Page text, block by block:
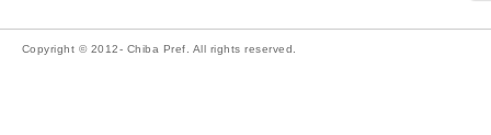
Copyright © 2012- Chiba Pref. All rights reserved.